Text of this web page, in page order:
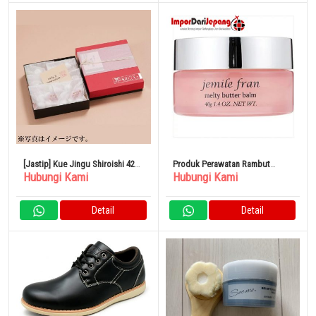
[Jastip] Kue Jingu Shiroishi 42
buah
Hubungi Kami
Detail
Produk Perawatan Rambut
Milbon Jemile Fran Melty Butter
Hubungi Kami
Detail